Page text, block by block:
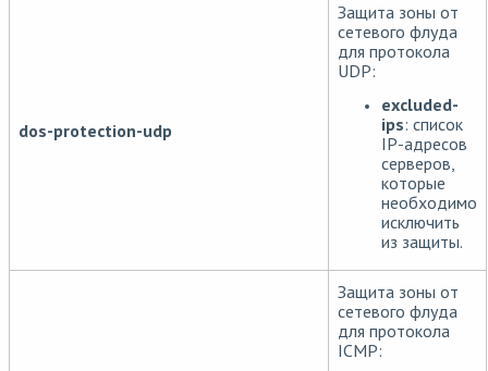
dos-protection-udp
Защита зоны от
сетевого флуда
для протокола
UDP:
excluded-
ips: список
IP-адресов
серверов,
которые
необходимо
исключить
из защиты.
Защита зоны от
сетевого флуда
для протокола
ICMP: